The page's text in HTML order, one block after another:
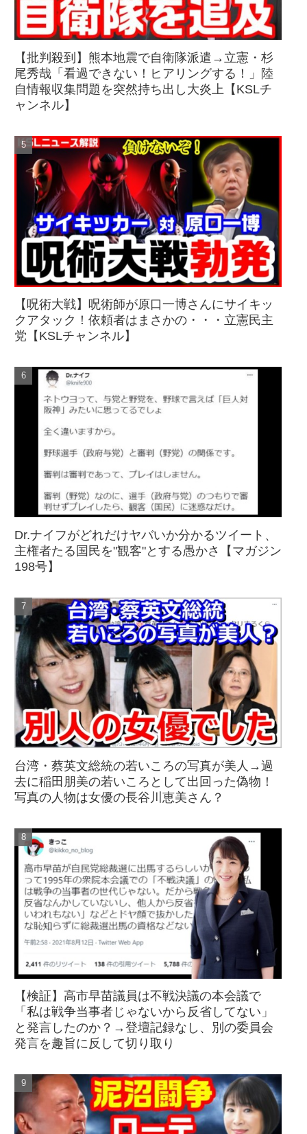
【批判殺到】熊本地震で自衛隊派遣→立憲・杉
尾秀哉「看過できない！ヒアリングする！」陸
自情報収集問題を突然持ち出し大炎上【KSLチ
ャンネル】
【呪術大戦】呪術師が原口一博さんにサイキッ
クアタック！依頼者はまさかの・・・立憲民主
党【KSLチャンネル】
Dr.ナイフがどれだけヤバいか分かるツイート、
主権者たる国民を"観客"とする愚かさ【マガジン
198号】
台湾・蔡英文総統の若いころの写真が美人→過
去に稲田朋美の若いころとして出回った偽物！
写真の人物は女優の長谷川恵美さん？
【検証】高市早苗議員は不戦決議の本会議で
「私は戦争当事者じゃないから反省してない」
と発言したのか？→登壇記録なし、別の委員会
発言を趣旨に反して切り取り